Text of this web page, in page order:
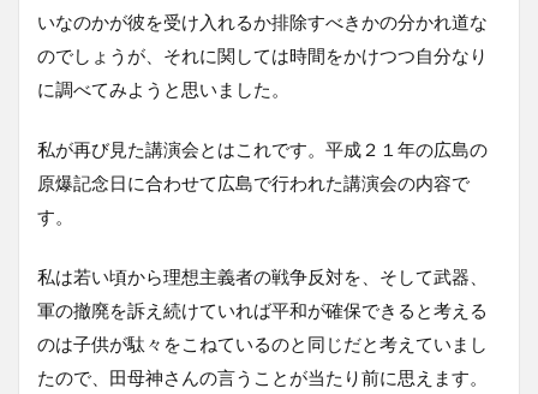
いなのかが彼を受け入れるか排除すべきかの分かれ道な
のでしょうが、それに関しては時間をかけつつ自分なり
に調べてみようと思いました。
私が再び見た講演会とはこれです。平成２１年の広島の
原爆記念日に合わせて広島で行われた講演会の内容で
す。
私は若い頃から理想主義者の戦争反対を、そして武器、
軍の撤廃を訴え続けていれば平和が確保できると考える
のは子供が駄々をこねているのと同じだと考えていまし
たので、田母神さんの言うことが当たり前に思えます。